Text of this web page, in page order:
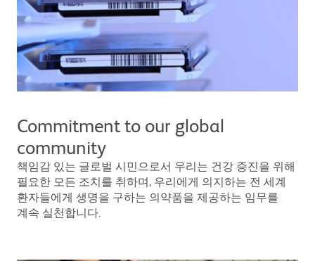
Commitment to our global
community
책임감 있는 글로벌 시민으로서 우리는 건강 증진을 위해
필요한 모든 조치를 취하며, 우리에게 의지하는 전 세계
환자들에게 생명을 구하는 의약품을 제공하는 임무를
계속 실천합니다.